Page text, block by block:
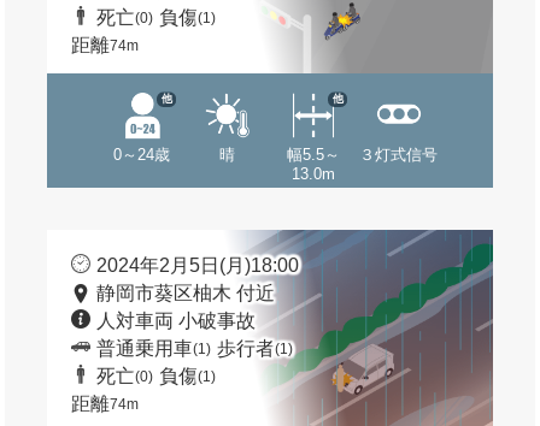
死亡(0) 負傷(1)
距離74m
0～24歳
他
晴
幅5.5～
13.0m
他
３灯式信号
2024年2月5日(月)18:00
静岡市葵区柚木 付近
人対車両 小破事故
普通乗用車(1) 歩行者(1)
死亡(0) 負傷(1)
距離74m